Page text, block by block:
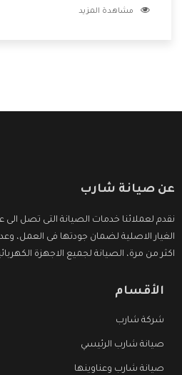
المستهلك مستمتع بشراء المكيف
مشاهدة المزيد
عن صيانة شارب
نقدم لعملائنا خدمات الصيانة التى تصل
الغيار الاصلية لضمان جودتها فى العمل،
اكثر من مرة، الصيانة لجميع الاجهزة
الأقسام
شركة شارب
صيانة شارب الرئيسي
صيانة شارب وعناوينها